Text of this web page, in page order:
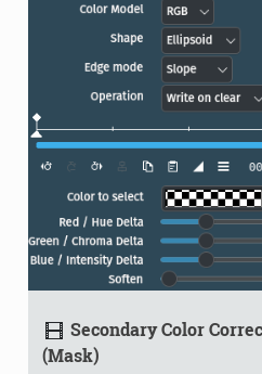
Secondary Color
(Mask)